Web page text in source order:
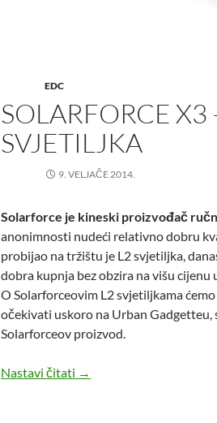
EDC
SOLARFORCE X3
SVJETILJKA
9. VELJAČE 2014.
Solarforce je kineski proizvođač
anonimnosti nudeći relativno dobru
probijao na tržištu je L2 svjetiljka,
dobra kupnja bez obzira na višu
O Solarforceovim L2 svjetiljkama
očekivati uskoro na Urban Gadgetteu,
Solarforceov proizvod.
Nastavi čitati Solarforce X3 – Sjajna
→